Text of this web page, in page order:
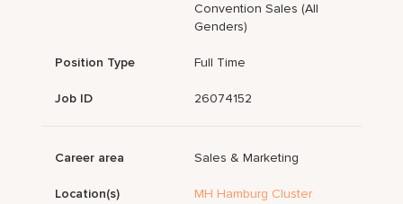
Convention Sales (all
Genders)
Position Type Full Time
Job ID 26074152
Career area Sales & Marketing
Location(s) MH Hamburg Cluster